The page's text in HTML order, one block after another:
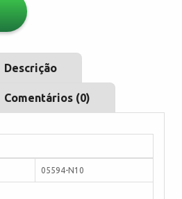
Descrição
Comentários (0)
05594-N10